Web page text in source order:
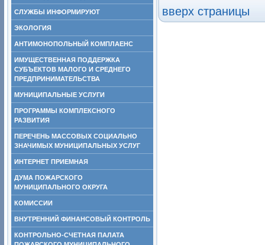
СЛУЖБЫ ИНФОРМИРУЮТ
ЭКОЛОГИЯ
АНТИМОНОПОЛЬНЫЙ КОМПЛАЕНС
ИМУЩЕСТВЕННАЯ ПОДДЕРЖКА
СУБЪЕКТОВ МАЛОГО И СРЕДНЕГО
ПРЕДПРИНИМАТЕЛЬСТВА
МУНИЦИПАЛЬНЫЕ УСЛУГИ
ПРОГРАММЫ КОМПЛЕКСНОГО
РАЗВИТИЯ
ПЕРЕЧЕНЬ МАССОВЫХ СОЦИАЛЬНО
ЗНАЧИМЫХ МУНИЦИПАЛЬНЫХ УСЛУГ
ИНТЕРНЕТ ПРИЕМНАЯ
ДУМА ПОЖАРСКОГО
МУНИЦИПАЛЬНОГО ОКРУГА
КОМИССИИ
ВНУТРЕННИЙ ФИНАНСОВЫЙ КОНТРОЛЬ
КОНТРОЛЬНО-СЧЕТНАЯ ПАЛАТА
вверх страницы